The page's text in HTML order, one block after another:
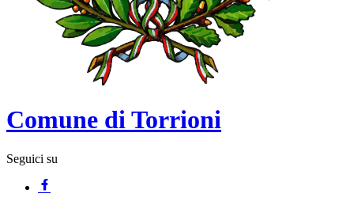
Comune di Torrioni
Seguici su